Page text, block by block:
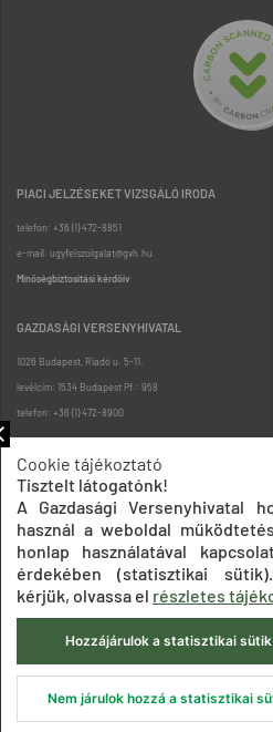
PIACI JELZÉSEKET VIZSGÁLÓ IRODA
telefon: +36 (1) 472-8851
e-mail: ugyfelszolgalat@gvh.hu
Minőségbiztosítási kérdőív
GAZDASÁGI VERSENYHIVATAL
1026 Budapest, Riadó u. 5-11.
levélcím: 1534 Budapest Pf.: 958
telefon: +36 (1) 472-8900
Impresszum Adatkezelési tájékoztatók
Közadatkereső
Süti
© 2020 Gazdasági
Cookie tájékoztató
Tisztelt látogatónk!
A Gazdasági Versenyhivatal
használ a weboldal
honlap használatával
érdekében (statisztikai
kérjük, olvassa el részletes
Hozzájárulok a statisztikai
Nem járulok hozzá a statisztikai